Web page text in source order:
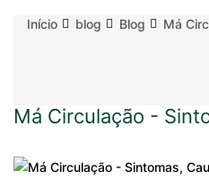
Início blog Blog Má
Má Circulação -